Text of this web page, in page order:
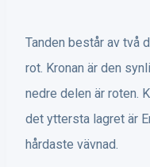
Tanden består av två
rot. Kronan är den
nedre delen är roten.
det yttersta lagret är
hårdaste vävnad.